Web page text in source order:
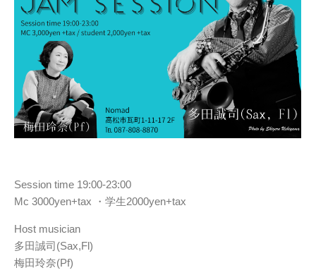
Session time 19:00-23:00
Mc 3000yen+tax ・学生2000yen+tax
Host musician
多田誠司(Sax,Fl)
梅田玲奈(Pf)